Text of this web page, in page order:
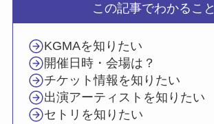
この記事でわかること
KGMAを知りたい
開催日時・会場は？
チケット情報を知りたい
出演アーティストを知りたい
セトリを知りたい